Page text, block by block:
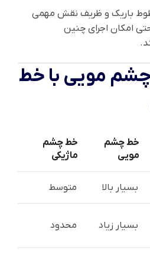
باریک و ظریف نقش مهمی
امکان اجرای چنین
مویی با خط
خط چشم
مویی
خط چشم
ماژیکی
بسیار بالا متوسط
بسیار زیاد محدود